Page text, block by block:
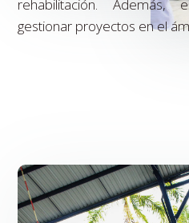
rehabilitación. Además,
gestionar proyectos en el